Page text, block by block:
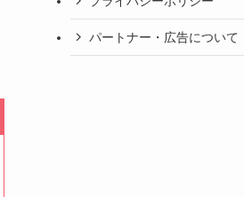
パートナー・広告について